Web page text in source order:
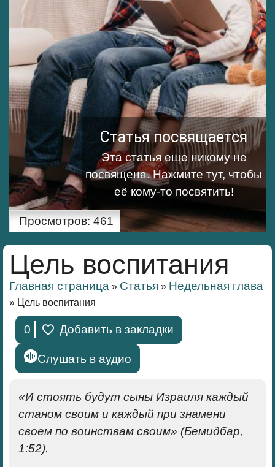
Статья посвящается
Эта статья еще никому не
посвящена.Нажмите тут, чтобы
её кому-то посвятить!
Просмотров: 461
Цель воспитания
Главная страница » Статья » Недельная глава
» Цель воспитания
0 Добавить в закладки
Слушать в аудио
«И стоять будут сыны Израиля каждый
станом своим и каждый при знамени
своем по воинствам своим» (Бемидбар,
1:52).